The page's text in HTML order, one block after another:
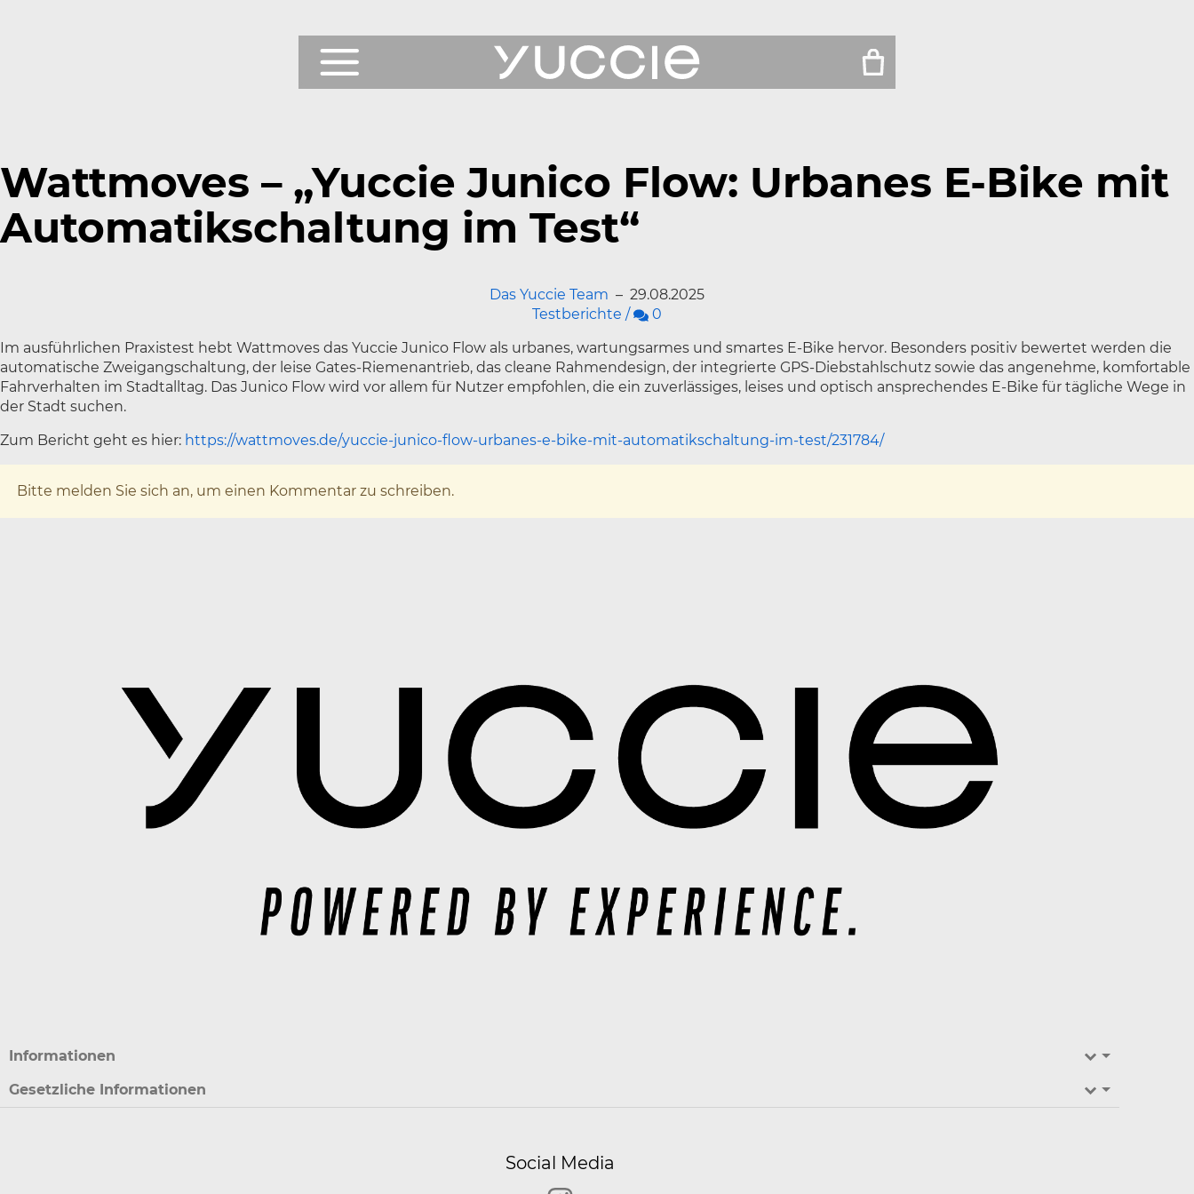
Shop
Testberichte
Service
Wattmoves – „Yuccie Junico Flow: Urbanes E-Bike mit
Automatikschaltung im Test“
Das Yuccie Team – 29.08.2025
Testberichte / Kommentare
0
Im ausführlichen Praxistest hebt Wattmoves das Yuccie Junico Flow als urbanes, wartungsarmes und smartes E-Bike hervor. Besonders positiv bewertet werden die
automatische Zweigangschaltung, der leise Gates-Riemenantrieb, das cleane Rahmendesign, der integrierte GPS-Diebstahlschutz sowie das angenehme, komfortable
Fahrverhalten im Stadtalltag. Das Junico Flow wird vor allem für Nutzer empfohlen, die ein zuverlässiges, leises und optisch ansprechendes E-Bike für tägliche Wege in
der Stadt suchen.
Zum Bericht geht es hier: https://wattmoves.de/yuccie-junico-flow-urbanes-e-bike-mit-automatikschaltung-im-test/231784/
x
Bitte melden Sie sich an, um einen Kommentar zu schreiben.
Informationen
Gesetzliche Informationen
Social Media